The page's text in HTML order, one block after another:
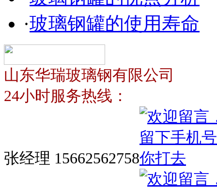
·玻璃钢罐的使用寿命
山东华瑞玻璃钢有限公司
24小时服务热线：
张经理 15662562758